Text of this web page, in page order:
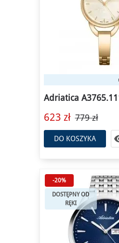
Adriatica
623 zł 779 zł
DO KOSZYKA
-20%
DOSTĘPNY OD
RĘKI